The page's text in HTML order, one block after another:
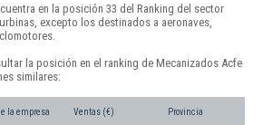
en la posición 33 del Ranking del sector
excepto los destinados a aeronaves,
la posición en el ranking de Mecanizados Acfe
similares:
la empresa Ventas (€) Provincia